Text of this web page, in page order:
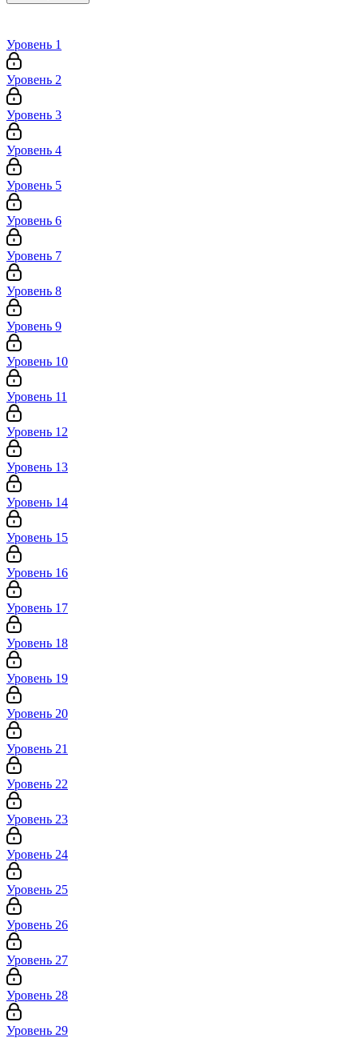
Уровень 1
Уровень 2
Уровень 3
Уровень 4
Уровень 5
Уровень 6
Уровень 7
Уровень 8
Уровень 9
Уровень 10
Уровень 11
Уровень 12
Уровень 13
Уровень 14
Уровень 15
Уровень 16
Уровень 17
Уровень 18
Уровень 19
Уровень 20
Уровень 21
Уровень 22
Уровень 23
Уровень 24
Уровень 25
Уровень 26
Уровень 27
Уровень 28
Уровень 29